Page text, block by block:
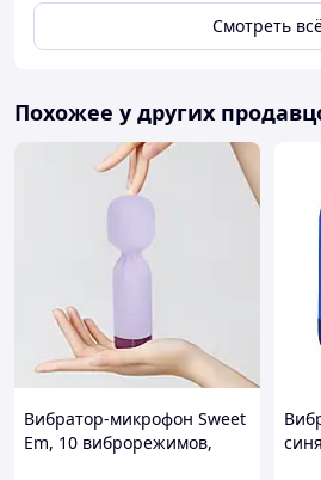
Смотреть
Похожее у других
Вибратор-микрофон Sweet
Em, 10 виброрежимов,